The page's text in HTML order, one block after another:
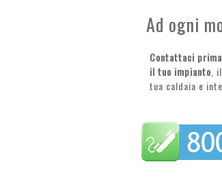
Ad ogni
Contattaci
il tuo impianto,
tua caldaia e